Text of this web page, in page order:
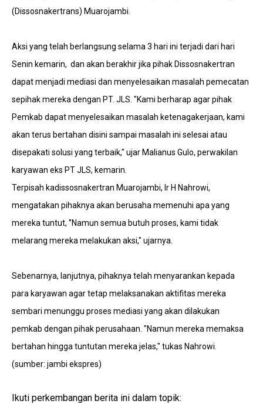
(Dissosnakertrans) Muarojambi.
Aksi yang telah berlangsung selama 3 hari ini terjadi dari hari
Senin kemarin, dan akan berakhir jika pihak Dissosnakertran
dapat menjadi mediasi dan menyelesaikan masalah pemecatan
sepihak mereka dengan PT. JLS. "Kami berharap agar pihak
Pemkab dapat menyelesaikan masalah ketenagakerjaan, kami
akan terus bertahan disini sampai masalah ini selesai atau
disepakati solusi yang terbaik," ujar Malianus Gulo, perwakilan
karyawan eks PT JLS, kemarin.
Terpisah kadissosnakertran Muarojambi, Ir H Nahrowi,
mengatakan pihaknya akan berusaha memenuhi apa yang
mereka tuntut, ‘’Namun semua butuh proses, kami tidak
melarang mereka melakukan aksi," ujarnya.
Sebenarnya, lanjutnya, pihaknya telah menyarankan kepada
para karyawan agar tetap melaksanakan aktifitas mereka
sembari menunggu proses mediasi yang akan dilakukan
pemkab dengan pihak perusahaan. "Namun mereka memaksa
bertahan hingga tuntutan mereka jelas," tukas Nahrowi.
(sumber: jambi ekspres)
Ikuti perkembangan berita ini dalam topik: